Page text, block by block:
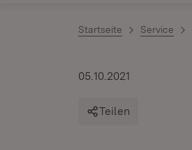
Startseite Service
05.10.2021
Teilen